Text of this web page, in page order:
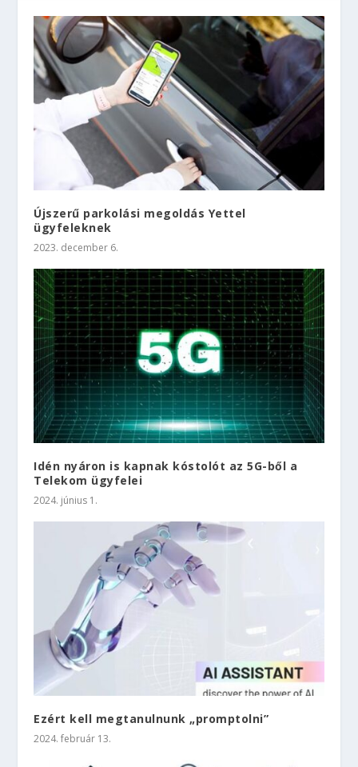
Újszerű parkolási megoldás Yettel
ügyfeleknek
2023. december 6.
Idén nyáron is kapnak kóstolót az 5G-ből a
Telekom ügyfelei
2024. június 1.
Ezért kell megtanulnunk „promptolni”
2024. február 13.